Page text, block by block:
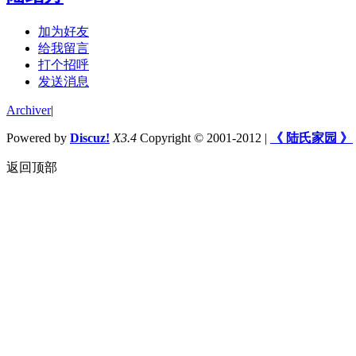
加为好友
给我留言
打个招呼
发送消息
Archiver|
Powered by Discuz! X3.4 Copyright © 2001-2012 | 《 陆氏家园 》
返回顶部